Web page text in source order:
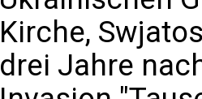
Kirche,
drei Jahre